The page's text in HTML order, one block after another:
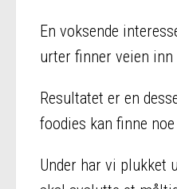
En voksende
urter finner veien inn
Resultatet er en
foodies kan finne
Under har vi plukket